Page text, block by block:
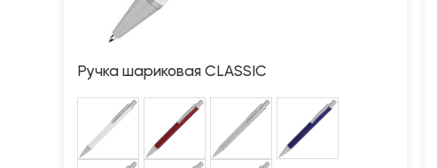
Ручка шариковая CLASSIC